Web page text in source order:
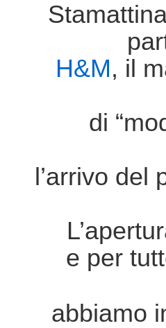
H&M, il
di
l’arrivo
e per
abbiamo